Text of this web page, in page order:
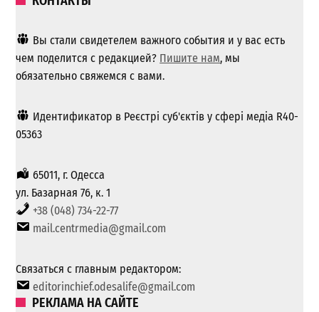
Вы стали свидетелем важного события и у вас есть
чем поделится с редакцией? Пишите нам, мы
обязательно свяжемся с вами.
Идентификатор в Реєстрі суб'єктів у сфері медіа R40-
05363
65011, г. Одесса
ул. Базарная 76, к. 1
+38 (048) 734-22-77
mail.centrmedia@gmail.com
Связаться с главным редактором:
editorinchief.odesalife@gmail.com
РЕКЛАМА НА САЙТЕ